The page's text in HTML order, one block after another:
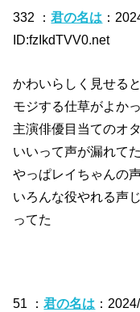
332 ：君の名は ：
ID:fzIkdTVV0.net
かわいらしく見せる
モジする仕草がよか
主演俳優目当てのオ
いいって声が漏れてた
やっぱレイちゃんの
いろんな役やれる声
ってた
51 ：君の名は ：